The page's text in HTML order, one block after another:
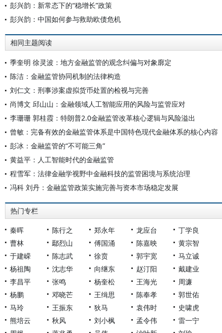
彭兴韵：新常态下的“稳增长”政策
彭兴韵：中国如何参与救助欧债危机
相同主题阅读
季奎明 徐灵波：地方金融监管的观念纠偏与对象廓定
陈洁：金融监管协同机制的法律构造
刘仁文：刑事涉案虚拟货币处置的检视与完善
尚博文 邱山山：金融领域人工智能应用的风险与监管应对
李珊珊 郭桂霞：特朗普2.0金融监管改革核心逻辑与风险溢出
曾敏：完备有效的金融监管体系是中国特色现代金融体系的核心内容
彭冰：金融监管的“不可能三角”
黄益平：人工智能时代的金融监管
程雪军：法律金融学视野中金融科技的监管困境与系统治理
冯科 刘丹：金融监管政策实施完善与资本市场稳定发展
热门专栏
秦晖 陈行之 郑永年 龙应台
丁学良
曹林
鄢烈山 傅国涌 陈嘉映
黄宗智
于建嵘
陈志武 徐贲 郭宇宽
马立诚
杨祖陶
沈志华 向继东 赵汀阳
戴建业
李昌平
张鸣 杨奎松 王海光
周濂
杨鹏
邓晓芒 王缉思 陈奉孝
郭世佑
马玲
王振东 狄马 袁伟时
史啸虎
熊培云
秋风 刘小枫 孟令伟
雷一宁